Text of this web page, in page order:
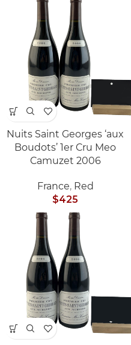
Nuits Saint Georges ‘aux
Boudots’ 1er Cru Meo
Camuzet 2006
France, Red
$425